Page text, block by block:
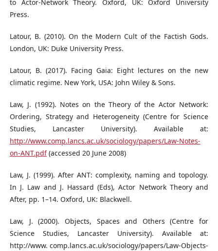
to Actor-Network Theory. Oxford, UK: Oxford University
Press.
Latour, B. (2010). On the Modern Cult of the Factish Gods.
London, UK: Duke University Press.
Latour, B. (2017). Facing Gaia: Eight lectures on the new
climatic regime. New York, USA: John Wiley & Sons.
Law, J. (1992). Notes on the Theory of the Actor Network:
Ordering, Strategy and Heterogeneity (Centre for Science
Studies, Lancaster University). Available at:
http://www.comp.lancs.ac.uk/sociology/papers/Law-Notes-
on-ANT.pdf(accessed 20 June 2008)
Law, J. (1999). After ANT: complexity, naming and topology.
In J. Law and J. Hassard (Eds), Actor Network Theory and
After, pp. 1–14. Oxford, UK: Blackwell.
Law, J. (2000). Objects, Spaces and Others (Centre for
Science Studies, Lancaster University). Available at:
http://www. comp.lancs.ac.uk/sociology/papers/Law-Objects-